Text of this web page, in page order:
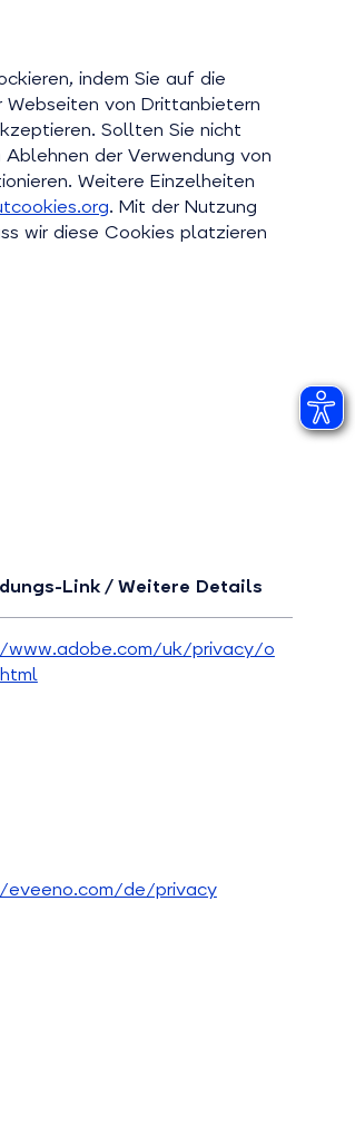
indem Sie auf die
von Drittanbietern
Sollten Sie nicht
der Verwendung von
Weitere Einzelheiten
. Mit der Nutzung
wir diese Cookies platzieren
Link / Weitere Details
uk/privacy/o
de/privacy